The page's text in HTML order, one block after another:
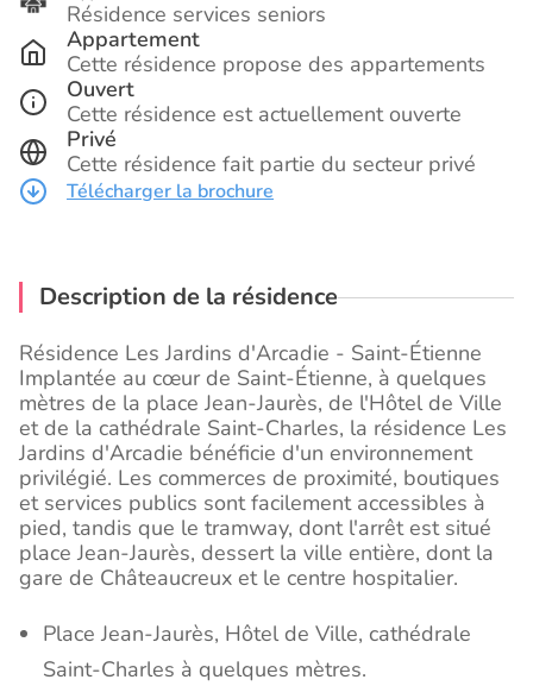
Résidence services seniors
Appartement
Cette résidence propose des appartements
Ouvert
Cette résidence est actuellement ouverte
Privé
Cette résidence fait partie du secteur privé
Télécharger la brochure
Description de la résidence
Résidence Les Jardins d'Arcadie - Saint-Étienne
Implantée au cœur de Saint-Étienne, à quelques
mètres de la place Jean-Jaurès, de l'Hôtel de Ville
et de la cathédrale Saint-Charles, la résidence Les
Jardins d'Arcadie bénéficie d'un environnement
privilégié. Les commerces de proximité, boutiques
et services publics sont facilement accessibles à
pied, tandis que le tramway, dont l'arrêt est situé
place Jean-Jaurès, dessert la ville entière, dont la
gare de Châteaucreux et le centre hospitalier.
Place Jean-Jaurès, Hôtel de Ville, cathédrale
Saint-Charles à quelques mètres.